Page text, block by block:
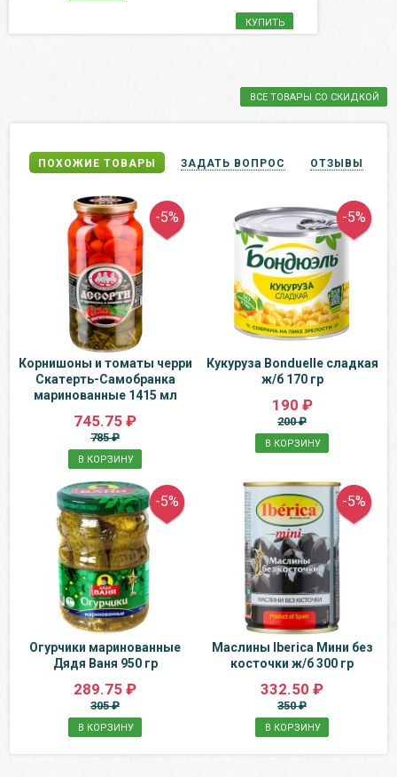
КУПИТЬ
ВСЕ ТОВАРЫ СО СКИДКОЙ
ПОХОЖИЕ ТОВАРЫ ЗАДАТЬ ВОПРОС ОТЗЫВЫ
-5%
Корнишоны и томаты черри
Скатерть-Самобранка
маринованные 1415 мл
745.75 ₽
785 ₽
В КОРЗИНУ
-5%
Кукуруза Bonduelle сладкая
ж/б 170 гр
190 ₽
200 ₽
В КОРЗИНУ
-5%
Огурчики маринованные
Дядя Ваня 950 гр
289.75 ₽
305 ₽
В КОРЗИНУ
-5%
Маслины Iberica Мини без
косточки ж/б 300 гр
332.50 ₽
350 ₽
В КОРЗИНУ